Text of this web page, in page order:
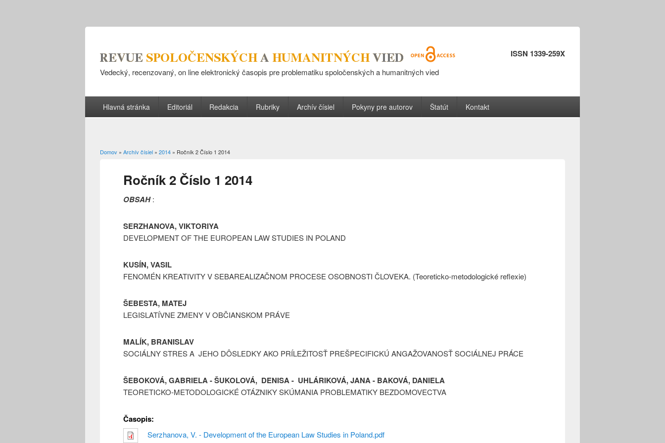
Vedecký, recenzovaný, on line elektronický časopis pre problematiku spoločenských a humanitných vied
ISSN 1339-259X
Hlavná stránka Editoriál Redakcia Rubriky Archív čísiel Pokyny pre autorov Štatút Kontakt
Nachádzate sa tu
Domov » Archív čísiel » 2014 » Ročník 2 Číslo 1 2014
Ročník 2 Číslo 1 2014
OBSAH:
SERZHANOVA, VIKTORIYA
DEVELOPMENT OF THE EUROPEAN LAW STUDIES IN POLAND
KUSÍN, VASIL
FENOMÉN KREATIVITY V SEBAREALIZAČNOM PROCESE OSOBNOSTI ČLOVEKA. (Teoreticko-metodologické reflexie)
ŠEBESTA, MATEJ
LEGISLATÍVNE ZMENY V OBČIANSKOM PRÁVE
MALÍK, BRANISLAV
SOCIÁLNY STRES A JEHO DÔSLEDKY AKO PRÍLEŽITOSŤ PREŠPECIFICKÚ ANGAŽOVANOSŤ SOCIÁLNEJ PRÁCE
ŠEBOKOVÁ, GABRIELA - ŠUKOLOVÁ, DENISA - UHLÁRIKOVÁ, JANA - BAKOVÁ, DANIELA
TEORETICKO-METODOLOGICKÉ OTÁZNIKY SKÚMANIA PROBLEMATIKY BEZDOMOVECTVA
Časopis:
Serzhanova, V. - Development of the European Law Studies in Poland.pdf